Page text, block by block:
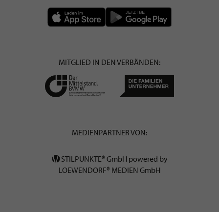
MITGLIED IN DEN VERBÄNDEN:
MEDIENPARTNER VON:
STILPUNKTE® GmbH powered by
LOEWENDORF® MEDIEN GmbH